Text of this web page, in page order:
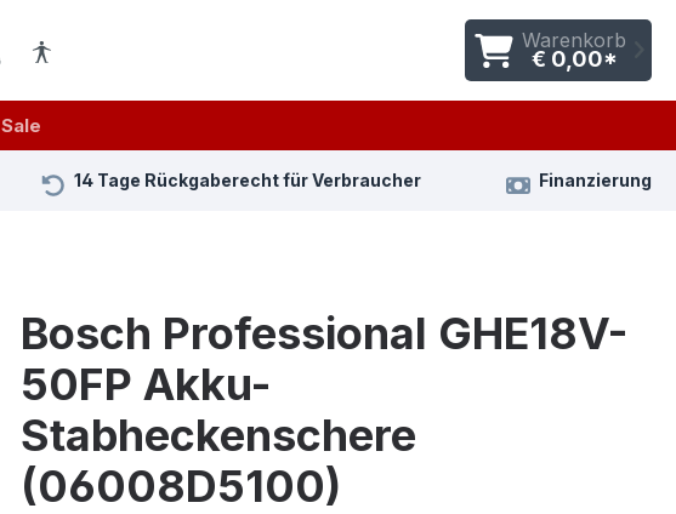
Warenkorb
€ 0,00*
Sale
14 Tage Rückgaberecht für Verbraucher Finanzierung
Bosch Professional GHE18V-
50FP Akku-
Stabheckenschere
(06008D5100)